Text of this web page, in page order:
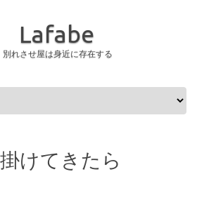
Lafabe
別れさせ屋は身近に存在する
プ
けてきたら